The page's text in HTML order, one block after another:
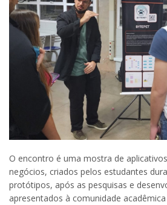
O encontro é uma mostra de
negócios, criados pelos estudantes
protótipos, após as pesquisas e
apresentados à comunidade